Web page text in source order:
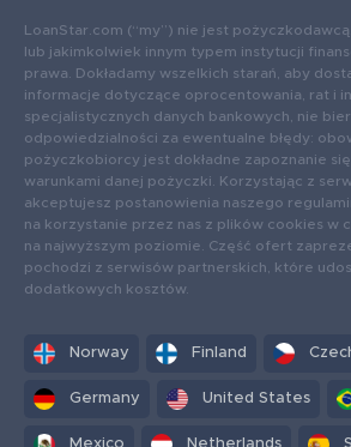
LoanStar.com (“my”) nie jest
lub jakimkolwiek innym typem instytucji
prawa. Dokładamy wszelkich starań, aby
informacje dotyczące oprocentowania, rat i
specjalistycznych danych bankowych, nie
odpowiedzialności za ewentualne błędy:
pożyczkobiorcy jest dokładne zapoznanie
warunkami danej pożyczki. Korzystając z
akceptujesz postanowienia naszego
na korzystanie przez nas z plików cookies w
na najwyższym poziomie. Część ofert
pochodzi z serwisów partnerskich, które
dodatkowych kosztów.
Norway Finland
Germany United States